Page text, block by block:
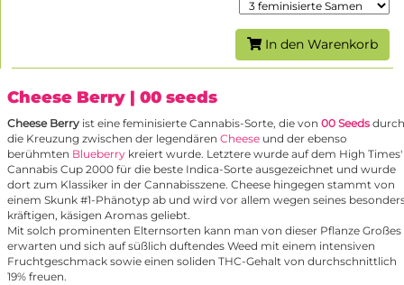
In den Warenkorb
Cheese Berry | 00 seeds
Cheese Berry ist eine feminisierte Cannabis-Sorte, die von 00 Seeds durch
die Kreuzung zwischen der legendären Cheese und der ebenso
berühmten Blueberry kreiert wurde. Letztere wurde auf dem High Times'
Cannabis Cup 2000 für die beste Indica-Sorte ausgezeichnet und wurde
dort zum Klassiker in der Cannabisszene. Cheese hingegen stammt von
einem Skunk #1-Phänotyp ab und wird vor allem wegen seines
kräftigen, käsigen Aromas geliebt.
Mit solch prominenten Elternsorten kann man von dieser Pflanze Großes
erwarten und sich auf süßlich duftendes Weed mit einem intensiven
Fruchtgeschmack sowie einen soliden THC-Gehalt von durchschnittlich
19% freuen.